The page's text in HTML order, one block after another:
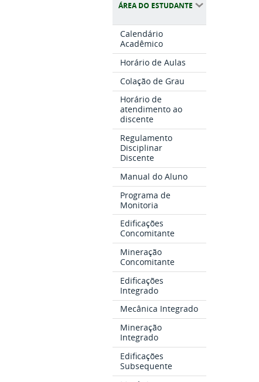
ÁREA DO ESTUDANTE
Calendário
Acadêmico
Horário de Aulas
Colação de Grau
Horário de
atendimento ao
discente
Regulamento
Disciplinar
Discente
Manual do Aluno
Programa de
Monitoria
Edificações
Concomitante
Mineração
Concomitante
Edificações
Integrado
Mecânica Integrado
Mineração
Integrado
Edificações
Subsequente